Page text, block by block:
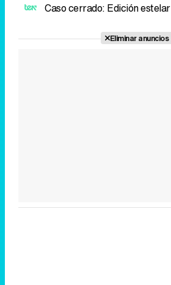
Caso cerrado: Edición estelar
Eliminar anuncios